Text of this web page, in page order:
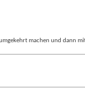
machen und dann